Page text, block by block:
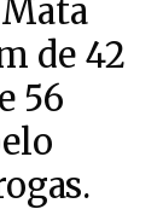
de 42
56